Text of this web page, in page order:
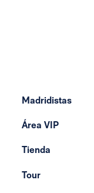
Madridistas
Área VIP
Tienda
Tour